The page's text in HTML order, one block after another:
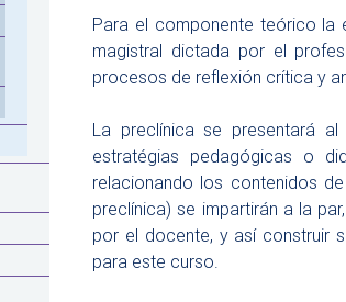
Para el componente teórico la
magistral dictada por el
procesos de reflexión crítica y
La preclínica se presentará al
estratégias pedagógicas o
relacionando los contenidos
preclínica) se impartirán a la
por el docente, y así construir
para este curso.